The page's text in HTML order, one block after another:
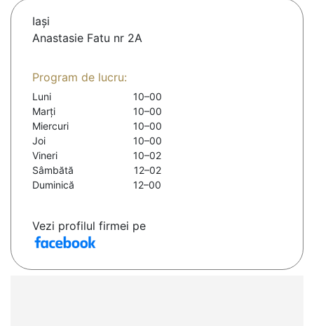
Iaşi
Anastasie Fatu nr 2A
Program de lucru:
Luni
10–00
Marți
10–00
Miercuri
10–00
Joi
10–00
Vineri
10–02
Sâmbătă
12–02
Duminică
12–00
Vezi profilul firmei pe